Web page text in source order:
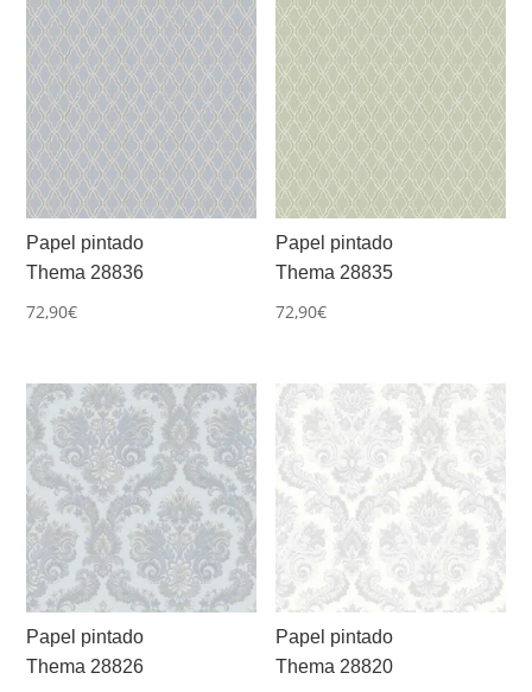
Papel pintado
Thema 28836
72,90€
Papel pintado
Thema 28835
72,90€
Papel pintado
Thema 28826
Papel pintado
Thema 28820